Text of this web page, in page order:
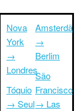
Nova
York
→
Londres
Tóquio
→ Seul
Amsterdã
→
Berlim
São
Francisco
→ Las